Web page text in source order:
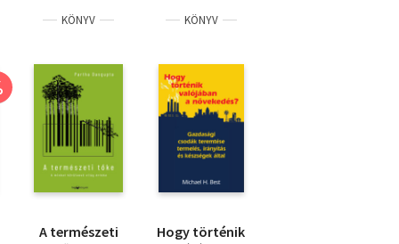
KÖNYV
A természeti
KÖNYV
Hogy történik